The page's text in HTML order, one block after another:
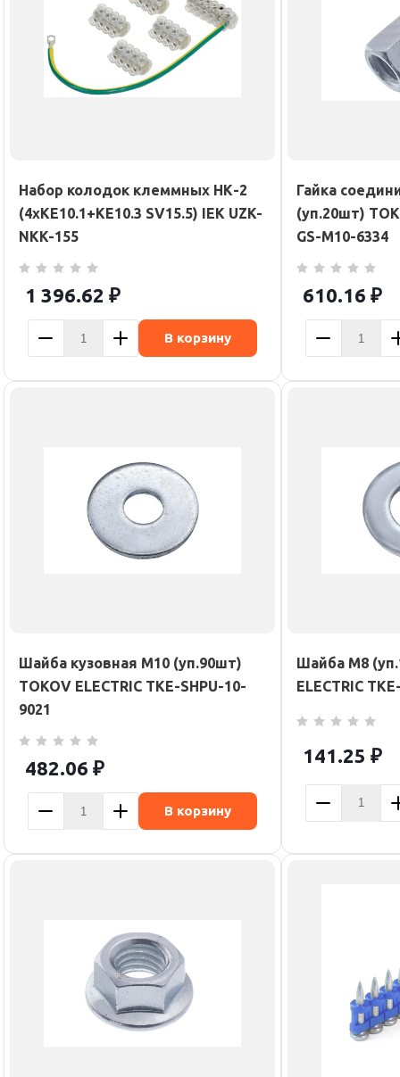
Набор колодок клеммных НК-2
(4хKE10.1+KE10.3 SV15.5) IEK UZK-
NKK-155
1 396.62 ₽
В корзину
Гайка
(уп.20шт)
GS-M10-6334
610.16 ₽
Шайба кузовная М10 (уп.90шт)
TOKOV ELECTRIC TKE-SHPU-10-
9021
482.06 ₽
В корзину
Шайба М8
ELECTRIC
141.25 ₽